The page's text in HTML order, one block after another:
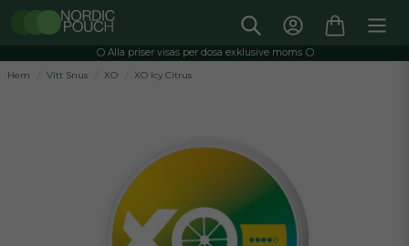
⚪️ Alla priser visas per dosa exklusive moms ⚪️
Hem
Vitt Snus XO XO Icy Citrus